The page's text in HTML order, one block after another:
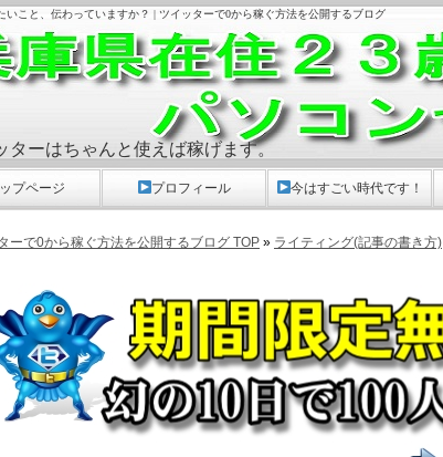
いこと、伝わっていますか？ | ツイッターで0から稼ぐ方法を公開するブログ
ーで0から稼ぐ方法を公開するブログ TOP » ライティング(記事の書き方)
ターはちゃんと使えば稼げます。
ップページ プロフィール 今はすごい時代です！